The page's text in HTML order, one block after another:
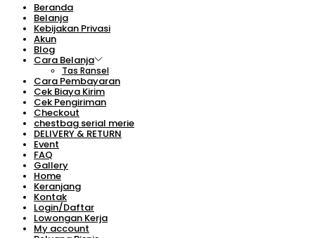
Beranda
Belanja
Kebijakan Privasi
Akun
Blog
Cara Belanja
Tas Ransel
Cara Pembayaran
Cek Biaya Kirim
Cek Pengiriman
Checkout
chestbag serial merie
DELIVERY & RETURN
Event
FAQ
Gallery
Home
Keranjang
Kontak
Login/Daftar
Lowongan Kerja
My account